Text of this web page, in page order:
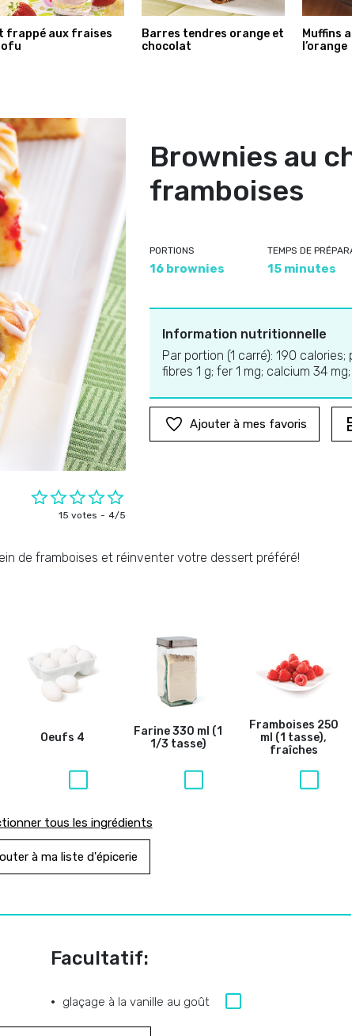
frappé aux fraises
Barres tendres orange et
chocolat
Muffins
l’orange
15 votes 4/5
Brownies au
framboises
PORTIONS
16 brownies
TEMPS DE
15 minutes
Information nutritionnelle
Par portion (1 carré): 190
fibres 1 g; fer 1 mg; calcium 34
Ajouter à mes favoris
de framboises et réinventer votre dessert préféré!
Oeufs 4 Farine330 ml (1
1/3 tasse)
Framboises 250
ml (1 tasse),
fraîches
tous les ingrédients
à ma liste d'épicerie
Facultatif:
glaçage à la vanille au goût